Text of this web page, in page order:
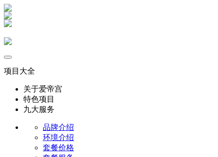
项目大全
关于爱帝宫
特色项目
九大服务
品牌介绍
环境介绍
套餐价格